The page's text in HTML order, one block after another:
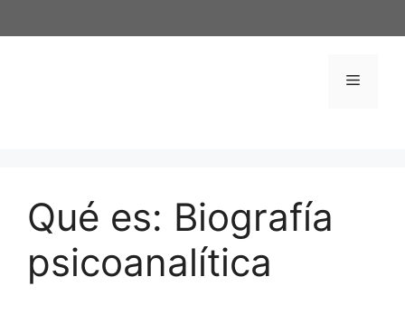
al
Menú
Qué es: Biografía
psicoanalítica